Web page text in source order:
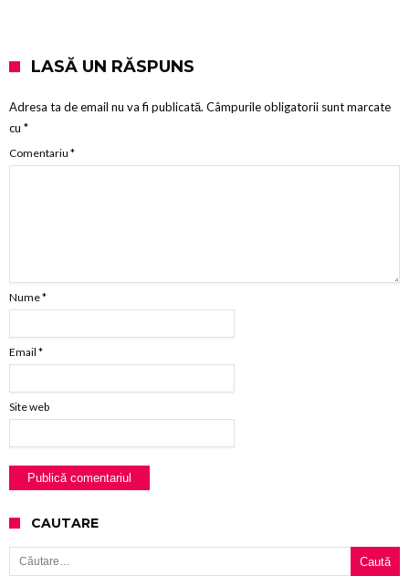
LASĂ UN RĂSPUNS
Adresa ta de email nu va fi publicată. Câmpurile obligatorii sunt marcate
cu *
Comentariu *
Nume*
Email *
Site web
CAUTARE
Caută după: